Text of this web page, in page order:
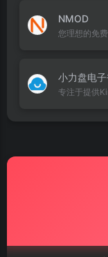
NMOD
小力盘电子